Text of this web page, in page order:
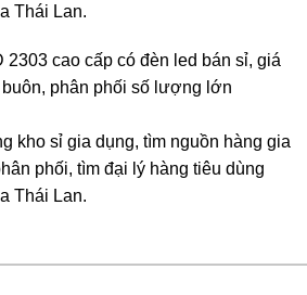
Thái Lan.
2303 cao cấp có đèn led bán sỉ, giá
phân phối số lượng lớn
kho sỉ gia dụng, tìm nguồn hàng gia
phối, tìm đại lý hàng tiêu dùng
Thái Lan.